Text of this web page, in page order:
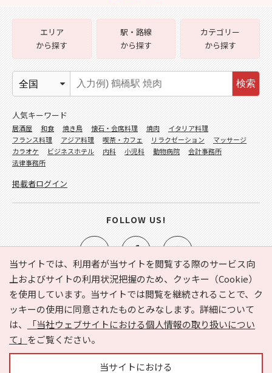
当サイトでは、利用者が当サイトを閲覧する際のサービス向
上およびサイトの利用状況把握のため、クッキー（Cookie）
を使用しています。当サイトでは閲覧を継続されることで、ク
ッキーの使用に同意されたものとみなします。詳細について
は、
「当社ウェブサイトにおける個人情報の取り扱いについ
て」 をご覧ください。
当サイトにおける
e-NAVITA（イーナビタ）とは？ お気に入り
ヘルプ
利用規約
個人情報の取り扱いについて
運営会社
サイトマップ
広告掲載に関するお問い合わせ
エリア
から探す
駅・路線
から探す
カテゴリー
から探す
検索
人気キーワード
居酒屋 和食 焼き鳥 懐石・会席料理 焼肉
イタリア料理
フランス料理
アジア料理 喫茶・カフェ リラクゼーション
マッサージ
カラオケ
ビジネスホテル 内科 小児科 動物病院
会計事務所
法律事務所
掲載者ログイン
FOLLOW US!